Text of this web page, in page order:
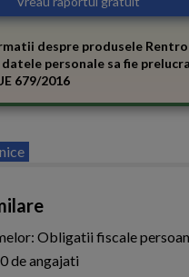
despre produsele
datele personale sa fie
679/2016
Obligatii fiscale
de angajati